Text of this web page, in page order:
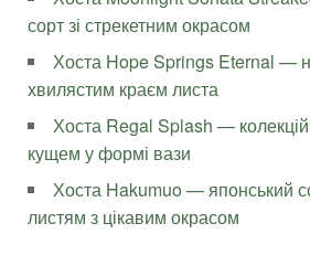
сорт зі стрекетним окрасом
Хоста Hope Springs Eternal —
хвилястим краєм листа
Хоста Regal Splash —
кущем у формі вази
Хоста Hakumuo — японський
листям з цікавим окрасом